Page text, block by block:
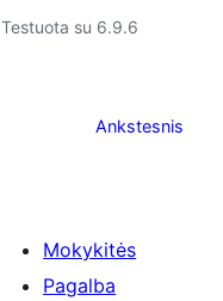
Testuota su 6.9.6
Ankstesnis
Mokykitės
Pagalba